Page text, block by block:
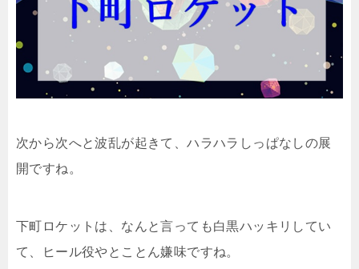
次から次へと波乱が起きて、ハラハラしっぱなしの展
開ですね。
下町ロケットは、なんと言っても白黒ハッキリしてい
て、ヒール役やとことん嫌味ですね。